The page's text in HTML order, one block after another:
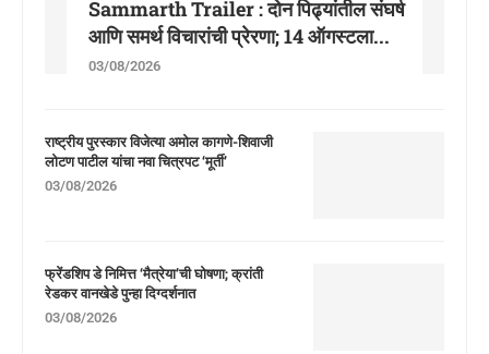
Sammarth Trailer : दोन पिढ्यांतील संघर्ष
आणि समर्थ विचारांची प्रेरणा; 14 ऑगस्टला...
03/08/2026
राष्ट्रीय पुरस्कार विजेत्या अमोल कागणे-शिवाजी
लोटण पाटील यांचा नवा चित्रपट ‘मूर्ती’
03/08/2026
फ्रेंडशिप डे निमित्त ‘मैत्रेया’ची घोषणा; क्रांती
रेडकर वानखेडे पुन्हा दिग्दर्शनात
03/08/2026